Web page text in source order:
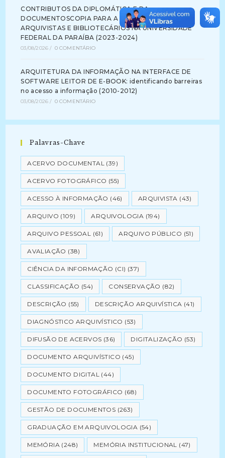
CONTRIBUTOS DA DIPLOMÁTICA E DA
DOCUMENTOSCOPIA PARA A FORMAÇÃO DE
ARQUIVISTAS E BIBLIOTECÁRIOS NA UNIVERSIDADE
FEDERAL DA PARAÍBA (2023-2024)
03/08/2026 / 0 COMENTÁRIO
ARQUITETURA DA INFORMAÇÃO NA INTERFACE DE
SOFTWARE LEITOR DE E-BOOK: identificando barreiras
no acesso a informação (2010-2012)
03/08/2026 / 0 COMENTÁRIO
Palavras-Chave
ACERVO DOCUMENTAL (39)
ACERVO FOTOGRÁFICO (55)
ACESSO À INFORMAÇÃO (46) ARQUIVISTA (43)
ARQUIVO (109) ARQUIVOLOGIA (194)
ARQUIVO PESSOAL (61) ARQUIVO PÚBLICO (51)
AVALIAÇÃO (38)
CIÊNCIA DA INFORMAÇÃO (CI) (37)
CLASSIFICAÇÃO (54) CONSERVAÇÃO (82)
DESCRIÇÃO (55) DESCRIÇÃO ARQUIVÍSTICA (41)
DIAGNÓSTICO ARQUIVÍSTICO (53)
DIFUSÃO DE ACERVOS (36) DIGITALIZAÇÃO (53)
DOCUMENTO ARQUIVÍSTICO (45)
DOCUMENTO DIGITAL (44)
DOCUMENTO FOTOGRÁFICO (68)
GESTÃO DE DOCUMENTOS (263)
GRADUAÇÃO EM ARQUIVOLOGIA (54)
MEMÓRIA (248) MEMÓRIA INSTITUCIONAL (47)